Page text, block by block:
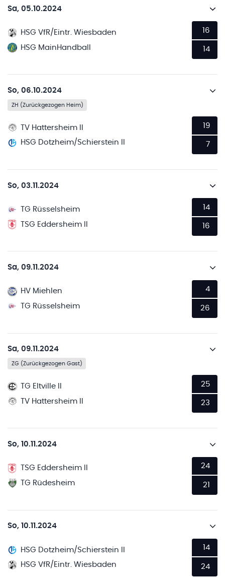
Sa, 05.10.2024
HSG VfR/Eintr. Wiesbaden
HSG MainHandball
16
14
So, 06.10.2024
ZH (Zurückgezogen Heim)
TV Hattersheim II
HSG Dotzheim/Schierstein II
19
7
So, 03.11.2024
TG Rüsselsheim
TSG Eddersheim II
14
16
Sa, 09.11.2024
HV Miehlen
TG Rüsselsheim
4
26
Sa, 09.11.2024
ZG (Zurückgezogen Gast)
TG Eltville II
TV Hattersheim II
25
23
So, 10.11.2024
TSG Eddersheim II
TG Rüdesheim
24
21
So, 10.11.2024
HSG Dotzheim/Schierstein II
HSG VfR/Eintr. Wiesbaden
14
24